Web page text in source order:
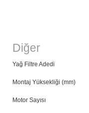
Diğer
Yağ Filtre Adedi
Montaj Yüksekliği (mm)
Motor Sayısı